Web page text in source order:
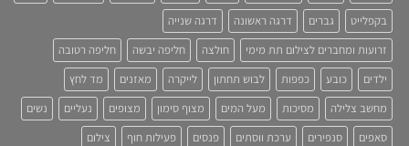
בקפלייט
גברים דרגה ראשונה
דרגה שנייה
זרועות ומחברים לצילום תת מימי
חולצה חליפה יבשה
חליפה רטובה
ילדים
כובע כפפות לבוש תחתון לייקרה מאזנים
מד לחץ
מחשב צלילה
מסיכות מעל המים מצוף סימון מצופים נעליים
נשים
סאפים
סנפירים ערכת ווסתים פנסים פעילות חוף
צילום